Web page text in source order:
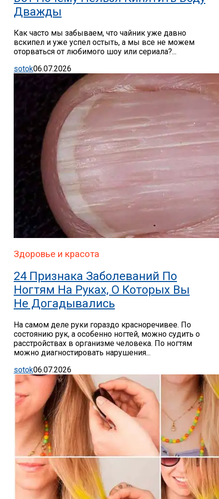
Дважды
Как часто мы забываем, что чайник уже давно
вскипел и уже успел остыть, а мы все не можем
оторваться от любимого шоу или сериала?...
sotok06.07.2026
Здоровье и красота
24 Признака Заболеваний По
Ногтям На Руках, О Которых Вы
Не Догадывались
На самом деле руки гораздо красноречивее. По
состоянию рук, а особенно ногтей, можно судить о
расстройствах в организме человека. По ногтям
можно диагностировать нарушения...
sotok06.07.2026